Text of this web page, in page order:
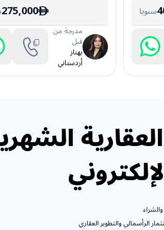
سنويا ê
275,000
مدرجة من
قبل
بهناز
أردستاني
الرأسمالي والتطوير العقاري